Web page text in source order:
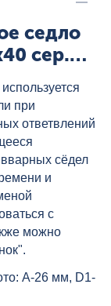
седло
сер.
при
ответвлений
сёдел
и
с
можно
A-26 мм, D1-